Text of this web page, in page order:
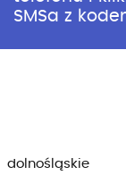
SMSa z
dolnośląskie